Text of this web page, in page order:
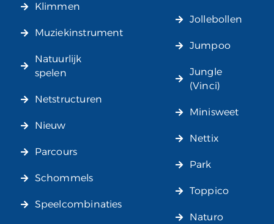
Klimmen
Muziekinstrument
Natuurlijk
spelen
Netstructuren
Nieuw
Parcours
Schommels
Speelcombinaties
Jollebollen
Jumpoo
Jungle
(Vinci)
Minisweet
Nettix
Park
Toppico
Naturo